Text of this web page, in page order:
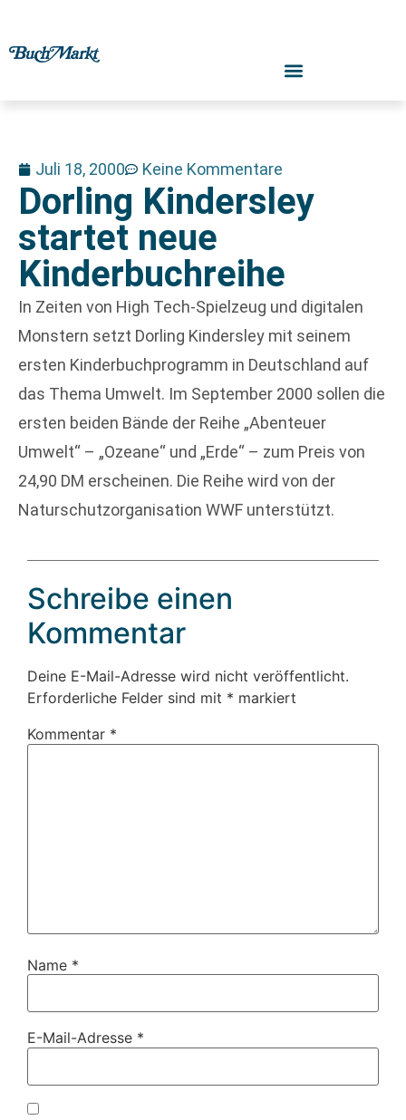
Juli 18, 2000 Keine Kommentare
Dorling Kindersley
startet neue
Kinderbuchreihe
In Zeiten von High Tech-Spielzeug und digitalen
Monstern setzt Dorling Kindersley mit seinem
ersten Kinderbuchprogramm in Deutschland auf
das Thema Umwelt. Im September 2000 sollen die
ersten beiden Bände der Reihe „Abenteuer
Umwelt“ – „Ozeane“ und „Erde“ – zum Preis von
24,90 DM erscheinen. Die Reihe wird von der
Naturschutzorganisation WWF unterstützt.
Schreibe einen
Kommentar
Deine E-Mail-Adresse wird nicht veröffentlicht.
Erforderliche Felder sind mit * markiert
Kommentar *
Name *
E-Mail-Adresse *